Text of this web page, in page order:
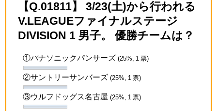
【Q.01811】 3/23(土)から行われる
V.LEAGUEファイナルステージ
DIVISION 1 男子。 優勝チームは？
①パナソニックパンサーズ (25%, 1 票)
②サントリーサンバーズ (25%, 1 票)
③ウルフドッグス名古屋 (25%, 1 票)